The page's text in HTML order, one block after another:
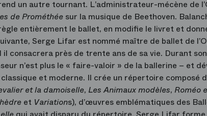
un autre tournant. L’administrateur-mécène de
de Prométhée sur la musique de Beethoven.
entièrement le ballet, en modifie le livret et
Serge Lifar est nommé maître de ballet de
consacrera près de trente ans de sa vie. Durant son
n’est plus le « faire-valoir » de la ballerine – et
et moderne. Il crée un répertoire composé
et la damoiselle, Les Animaux modèles, Roméo
et Variations), d’œuvres emblématiques des